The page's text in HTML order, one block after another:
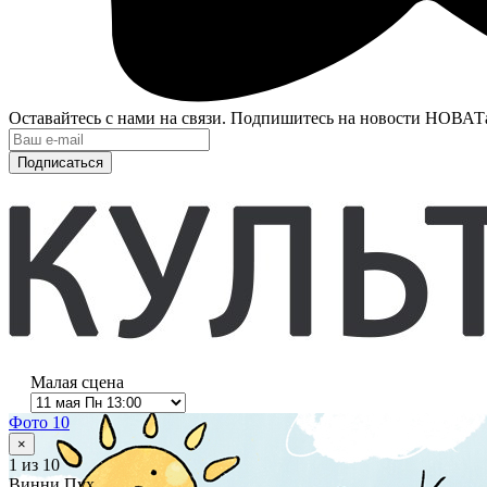
Оставайтесь с нами на связи. Подпишитесь на новости
Подписаться
Малая сцена
Фото 10
×
1 из 10